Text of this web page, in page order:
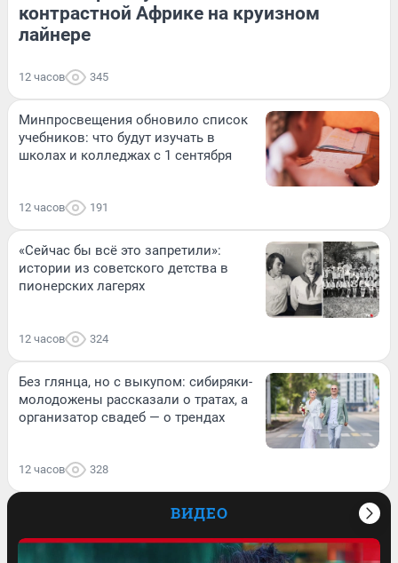
контрастной Африке на круизном
лайнере
12 часов 345
Минпросвещения обновило список
учебников: что будут изучать в
школах и колледжах с 1 сентября
12 часов 191
«Сейчас бы всё это запретили»:
истории из советского детства в
пионерских лагерях
12 часов 324
Без глянца, но с выкупом: сибиряки-
молодожены рассказали о тратах, а
организатор свадеб — о трендах
12 часов 328
ВИДЕО